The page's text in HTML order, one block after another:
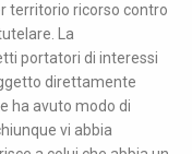
territorio ricorso contro
La
portatori di interessi
direttamente
ha avuto modo di
vi abbia